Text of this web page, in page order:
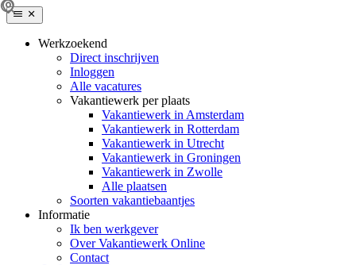
Werkzoekend
Direct inschrijven
Inloggen
Alle vacatures
Vakantiewerk per plaats
Vakantiewerk in Amsterdam
Vakantiewerk in Rotterdam
Vakantiewerk in Utrecht
Vakantiewerk in Groningen
Vakantiewerk in Zwolle
Alle plaatsen
Soorten vakantiebaantjes
Informatie
Ik ben werkgever
Over Vakantiewerk Online
Contact